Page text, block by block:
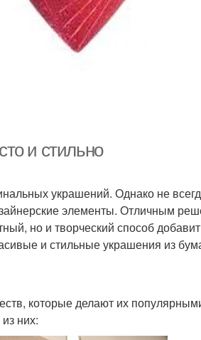
и стильно
украшений. Однако не
элементы. Отличным
но и творческий способ
и стильные украшения из
которые делают их
них: